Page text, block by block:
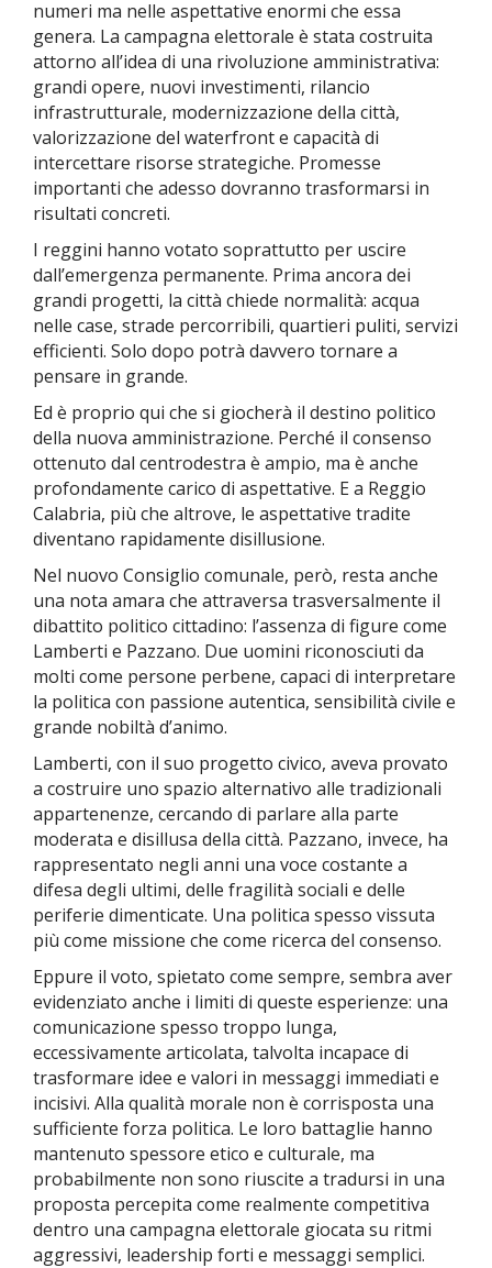
numeri ma nelle aspettative enormi che essa
genera. La campagna elettorale è stata costruita
attorno all’idea di una rivoluzione amministrativa:
grandi opere, nuovi investimenti, rilancio
infrastrutturale, modernizzazione della città,
valorizzazione del waterfront e capacità di
intercettare risorse strategiche. Promesse
importanti che adesso dovranno trasformarsi in
risultati concreti.
I reggini hanno votato soprattutto per uscire
dall’emergenza permanente. Prima ancora dei
grandi progetti, la città chiede normalità: acqua
nelle case, strade percorribili, quartieri puliti, servizi
efficienti. Solo dopo potrà davvero tornare a
pensare in grande.
Ed è proprio qui che si giocherà il destino politico
della nuova amministrazione. Perché il consenso
ottenuto dal centrodestra è ampio, ma è anche
profondamente carico di aspettative. E a Reggio
Calabria, più che altrove, le aspettative tradite
diventano rapidamente disillusione.
Nel nuovo Consiglio comunale, però, resta anche
una nota amara che attraversa trasversalmente il
dibattito politico cittadino: l’assenza di figure come
Lamberti e Pazzano. Due uomini riconosciuti da
molti come persone perbene, capaci di interpretare
la politica con passione autentica, sensibilità civile e
grande nobiltà d’animo.
Lamberti, con il suo progetto civico, aveva provato
a costruire uno spazio alternativo alle tradizionali
appartenenze, cercando di parlare alla parte
moderata e disillusa della città. Pazzano, invece, ha
rappresentato negli anni una voce costante a
difesa degli ultimi, delle fragilità sociali e delle
periferie dimenticate. Una politica spesso vissuta
più come missione che come ricerca del consenso.
Eppure il voto, spietato come sempre, sembra aver
evidenziato anche i limiti di queste esperienze: una
comunicazione spesso troppo lunga,
eccessivamente articolata, talvolta incapace di
trasformare idee e valori in messaggi immediati e
incisivi. Alla qualità morale non è corrisposta una
sufficiente forza politica. Le loro battaglie hanno
mantenuto spessore etico e culturale, ma
probabilmente non sono riuscite a tradursi in una
proposta percepita come realmente competitiva
dentro una campagna elettorale giocata su ritmi
aggressivi, leadership forti e messaggi semplici.